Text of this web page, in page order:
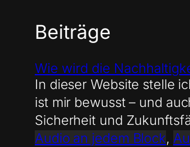
Beiträge
Wie wird die
In dieser Website stelle
ist mir bewusst – und
Sicherheit und
Audio an jedem Block,